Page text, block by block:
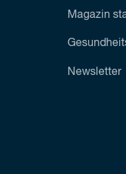
Magazin
Newsletter